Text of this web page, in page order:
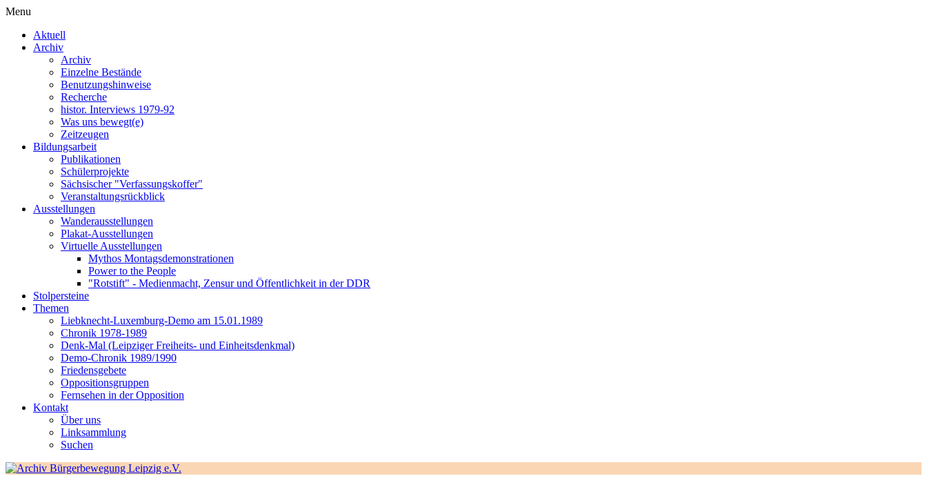
Menu
Aktuell
Archiv
Archiv
Einzelne Bestände
Benutzungshinweise
Recherche
histor. Interviews 1979-92
Was uns bewegt(e)
Zeitzeugen
Bildungsarbeit
Publikationen
Schülerprojekte
Sächsischer "Verfassungskoffer"
Veranstaltungsrückblick
Ausstellungen
Wanderausstellungen
Plakat-Ausstellungen
Virtuelle Ausstellungen
Mythos Montagsdemonstrationen
Power to the People
"Rotstift" - Medienmacht, Zensur und Öffentlichkeit in der DDR
Stolpersteine
Themen
Liebknecht-Luxemburg-Demo am 15.01.1989
Chronik 1978-1989
Denk-Mal (Leipziger Freiheits- und Einheitsdenkmal)
Demo-Chronik 1989/1990
Friedensgebete
Oppositionsgruppen
Fernsehen in der Opposition
Kontakt
Über uns
Linksammlung
Suchen